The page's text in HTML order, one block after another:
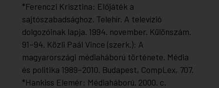
*Ferenczi Krisztina: Előjáték a
sajtószabadsághoz. Telehír. A televízió
dolgozóinak lapja. 1994. november. Különszám.
91–94. Közli Paál Vince (szerk.): A
magyarországi médiaháború története. Média
és politika 1989–2010. Budapest, CompLex, 707.
*Hankiss Elemér: Médiaháború. 2000. c.